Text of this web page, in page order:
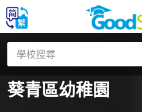
葵青區幼稚園